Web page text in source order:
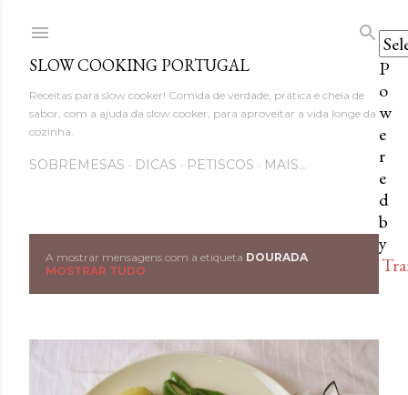
Avançar para o conteúdo
P
o
w
e
r
e
d
b
y
SLOW COOKING PORTUGAL
Receitas para slow cooker! Comida de verdade, prática e cheia de
sabor, com a ajuda da slow cooker, para aproveitar a vida longe da
cozinha.
SOBREMESAS DICAS PETISCOS MAIS…
M
n
A mostrar mensagens com a etiqueta DOURADA
MOSTRAR TUDO